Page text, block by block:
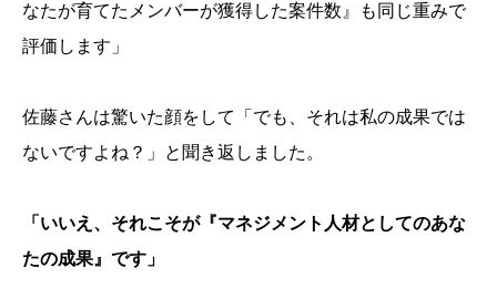
なたが育てたメンバーが獲得した案件数』も同じ重みで
評価します」
佐藤さんは驚いた顔をして「でも、それは私の成果では
ないですよね？」と聞き返しました。
「いいえ、それこそが『マネジメント人材としてのあな
たの成果』です」